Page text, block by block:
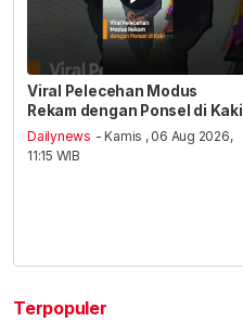
Viral Pelecehan Modus
Rekam dengan Ponsel di Kaki
Dailynews - Kamis , 06 Aug 2026,
11:15 WIB
Terpopuler